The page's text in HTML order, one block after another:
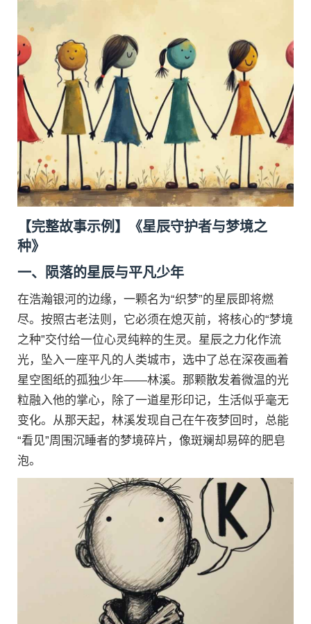
【完整故事示例】《星辰守护者与梦境之
种》
一、陨落的星辰与平凡少年
在浩瀚银河的边缘，一颗名为“织梦”的星辰即将燃
尽。按照古老法则，它必须在熄灭前，将核心的“梦境
之种”交付给一位心灵纯粹的生灵。星辰之力化作流
光，坠入一座平凡的人类城市，选中了总在深夜画着
星空图纸的孤独少年——林溪。那颗散发着微温的光
粒融入他的掌心，除了一道星形印记，生活似乎毫无
变化。从那天起，林溪发现自己在午夜梦回时，总能
“看见”周围沉睡者的梦境碎片，像斑斓却易碎的肥皂
泡。